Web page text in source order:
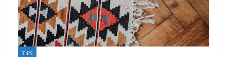
TIPS